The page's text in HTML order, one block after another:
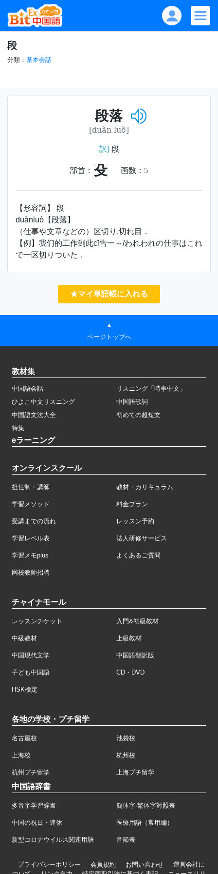
段
分類： 基本会話
段落
[duàn luò]
訳)段
部首： 殳 画数： 5
【形容詞】 段
duànluò【段落】
（仕事や文章などの）区切り,切れ目．
【例】我们的工作到此cǐ告一～/われわれの仕事はこれ
で一区切りついた．
★マイ単語帳に入れる
▲
ページトップへ
教材集
中国語会話
リスニング「時事中文」
ひよこ中文リスニング
中国語歌詞
中国語文法大全
初めての超短文
特集
eラーニング
オンラインスクール
担任制・講師 教材・カリキュラム
学習メソッド 料金プラン
受講までの流れ レッスン予約
学習レベル表 法人研修サービス
学習メモplus よくあるご質問
网校教师招聘
チャイナモール
レッスンチケット 入門&初級教材
中級教材 上級教材
中国現代文学 中国語翻訳版
子ども中国語 CD・DVD
HSK検定
各地の学校・プチ留学
名古屋校 池袋校
上海校 杭州校
杭州プチ留学 上海プチ留学
中国語辞書
多音字学習辞書 簡体字·繁体字対照表
中国の祝日・連休 医療用語（常用編）
新型コロナウイルス関連用語 音節表
プライバシーポリシー 会員規約 お問い合わせ
運営会社に